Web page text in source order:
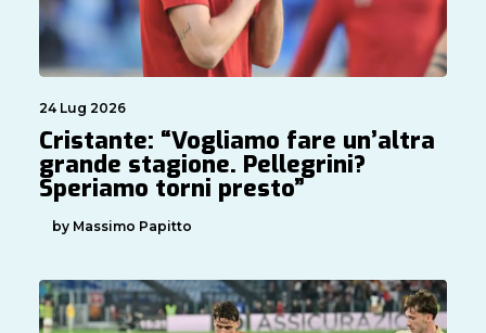
24 Lug 2026
Cristante: “Vogliamo fare un’altra
grande stagione. Pellegrini?
Speriamo torni presto”
by Massimo Papitto